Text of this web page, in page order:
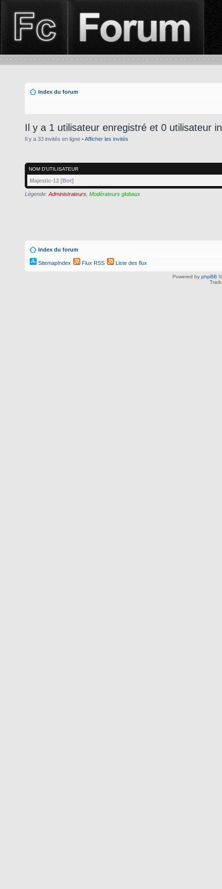
Index du forum
Il y a 1 utilisateur enregistré et 0 utilisateur
Il y a 33 invités en ligne •Afficher les invités
NOM D’UTILISATEUR
Majestic-12 [Bot]
Légende: Administrateurs Modérateurs globaux
Index du forum
SitemapIndex Flux RSS Liste des flux
Powered by phpBB